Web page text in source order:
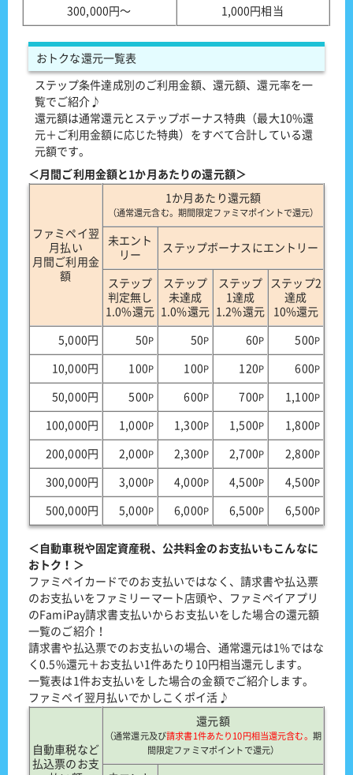
300,000円〜 1,000円相当
おトクな還元一覧表
ステップ条件達成別のご利用金額、還元額、還元率を一
覧でご紹介♪
還元額は通常還元とステップボーナス特典（最大10%還
元＋ご利用金額に応じた特典）をすべて合計している還
元額です。
＜月間ご利用金額と1か月あたりの還元額＞
ファミペイ翌
月払い
月間ご利用金
額
1か月あたり還元額
（通常還元含む。期間限定ファミマポイントで還元）
未エント
リー
ステップボーナスにエントリー
ステップ
判定無し
1.0%還元
ステップ
未達成
1.0%還元
ステップ
1達成
1.2%還元
ステップ2
達成
10%還元
5,000円 50P 50P 60P 500P
10,000円 100P 100P 120P 600P
50,000円 500P 600P 700P 1,100P
100,000円 1,000P 1,300P 1,500P 1,800P
200,000円 2,000P 2,300P 2,700P 2,800P
300,000円 3,000P 4,000P 4,500P 4,500P
500,000円 5,000P 6,000P 6,500P 6,500P
＜自動車税や固定資産税、公共料金のお支払いもこんなに
おトク！＞
ファミペイカードでのお支払いではなく、請求書や払込票
のお支払いをファミリーマート店頭や、ファミペイアプリ
のFamiPay請求書支払いからお支払いをした場合の還元額
一覧のご紹介！
請求書や払込票でのお支払いの場合、通常還元は1%ではな
く0.5%還元＋お支払い1件あたり10円相当還元します。
一覧表は1件お支払いをした場合の金額でご紹介します。
ファミペイ翌月払いでかしこくポイ活♪
自動車税など
払込票のお支
還元額
（通常還元及び請求書1件あたり10円相当還元含む。 期
間限定ファミマポイントで還元）